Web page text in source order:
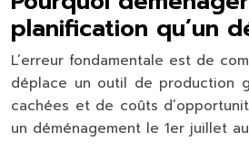
planification qu’un
L’erreur fondamentale est de
déplace un outil de production
cachées et de coûts
un déménagement le 1er juillet